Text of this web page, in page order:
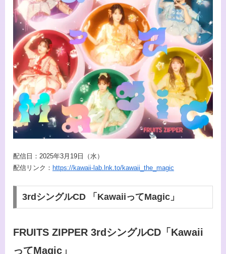
配信日：2025年3月19日（水）
配信リンク： https://kawaii-lab.lnk.to/kawaii_the_magic
3rdシングルCD 「KawaiiってMagic」
FRUITS ZIPPER 3rdシングルCD「Kawaii
ってMagic」